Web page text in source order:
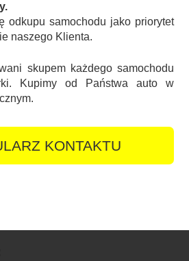
odkupu samochodu jako priorytet
naszego Klienta.
skupem każdego samochodu
Kupimy od Państwa auto w
KONTAKTU